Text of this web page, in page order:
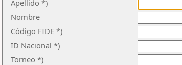
Apellido *)
Nombre
Código FIDE *)
ID Nacional *)
Torneo *)